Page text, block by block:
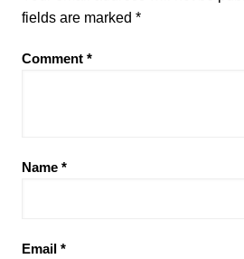
fields are marked *
Comment *
Name *
Email *